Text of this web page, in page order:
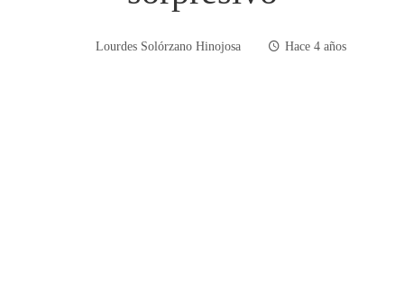
Lourdes Solórzano Hinojosa Hace 4 años